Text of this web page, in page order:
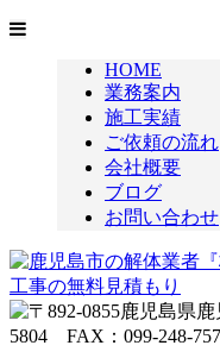
HOME
業務案内
施工実績
ご依頼の流れ
会社概要
ブログ
お問い合わせ